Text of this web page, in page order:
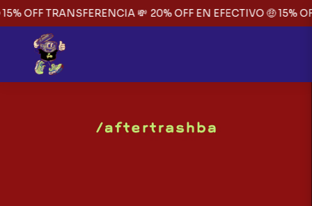
OFF TRANSFERENCIA 💸 20% OFF EN EFECTIVO 🤑 15%